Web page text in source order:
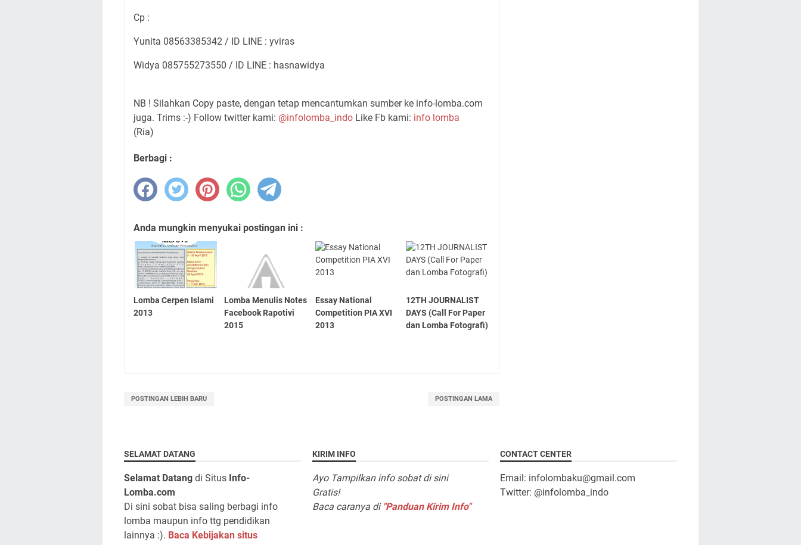
Cp :
Yunita 08563385342 / ID LINE : yviras
Widya 085755273550 / ID LINE : hasnawidya
NB ! Silahkan Copy paste, dengan tetap mencantumkan sumber ke info-lomba.com
juga. Trims :-) Follow twitter kami: @infolomba_indo Like Fb kami: info lomba
(Ria)
Berbagi :
Anda mungkin menyukai postingan ini :
Lomba Cerpen Islami
2013
Lomba Menulis Notes
Facebook Rapotivi
2015
Essay National
Competition PIA XVI
2013
12TH JOURNALIST
DAYS (Call For Paper
dan Lomba Fotografi)
POSTINGAN LEBIH BARU POSTINGAN LAMA
SELAMAT DATANG
Selamat Datang di Situs Info-
Lomba.com
Di sini sobat bisa saling berbagi info
lomba maupun info ttg pendidikan
lainnya :). Baca Kebijakan situs
KIRIM INFO
Ayo Tampilkan info sobat di sini
Gratis!
Baca caranya di "Panduan Kirim Info"
CONTACT CENTER
Email: infolombaku@gmail.com
Twitter: @infolomba_indo